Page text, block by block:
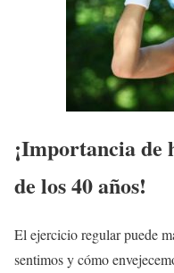
¡Importancia de
de los 40 años!
El ejercicio regular puede
sentimos y cómo